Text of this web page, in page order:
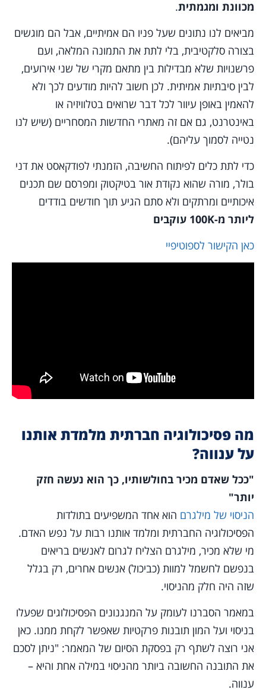
מכוונת ומגמתית.
מביאים לנו נתונים שעל פניו הם אמיתיים, אבל הם מוגשים
בצורה סלקטיבית, בלי לתת את התמונה המלאה, ועם
פרשנויות שלא מבדילות בין מתאם מקרי של שני אירועים,
לבין סיבתיות אמיתית. לכן חשוב להיות מודעים לכך ולא
להאמין באופן עיוור לכל דבר שרואים בטלוויזיה או
באינטרנט, גם אם זה מאתרי החדשות המסחריים (שיש לנו
נטייה לסמוך עליהם).
כדי לתת כלים לפיתוח החשיבה, הזמנתי לפודקאסט את דני
בולר, מורה שהוא נקודת אור בטיקטוק ומפרסם שם תכנים
איכותיים ומרתקים ולא סתם הגיע תוך חודשים בודדים
ליותר מ-100K עוקבים
כאן הקישור לספוטיפיי
מה פסיכולוגיה חברתית מלמדת אותנו
על ענווה?
"ככל שאדם מכיר בחולשותיו, כך הוא נעשה חזק
יותר"
הניסוי של מילגרם הוא אחד המשפיעים בתולדות
הפסיכולוגיה החברתית ומלמד אותנו רבות על נפש האדם.
מי שלא מכיר, מילגרם הצליח לגרום לאנשים בריאים
בנפשם לחשמל למוות (כביכול) אנשים אחרים, רק בגלל
שזה היה חלק מהניסוי.
במאמר הסברנו לעומק על המנגנונים הפסיכולוגים שפעלו
בניסוי ועל המון תובנות פרקטיות שאפשר לקחת ממנו. כאן
אני רוצה לשתף רק בפסקת הסיום של המאמר: "ניתן לסכם
את התובנה החשובה ביותר מהניסוי במילה אחת והיא –
ענווה.